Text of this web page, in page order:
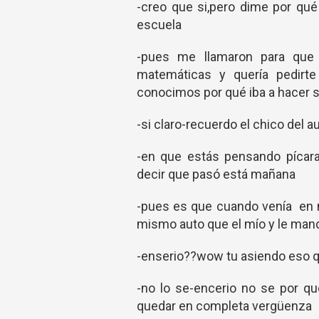
-creo que si,pero dime por
escuela
-pues me llamaron para
matemáticas y quería
conocimos por qué iba a hacer
-si claro-recuerdo el chico del
-en que estás pensando
decir que pasó está mañana
-pues es que cuando venía en
mismo auto que el mío y le
-enserio??wow tu asiendo eso
-no lo se-encerio no se por
quedar en completa vergüenza